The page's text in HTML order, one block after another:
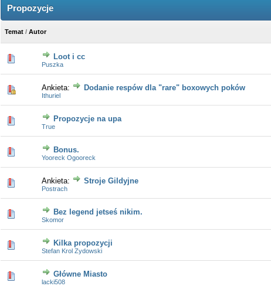
Propozycje
Temat /Autor
Loot i cc
Puszka
0 głosów - średnia ocena: 0 na 5 gwiazdek
Ankieta: Dodanie respów dla "rare" boxowych poków
Ithuriel
0 głosów - średnia ocena: 0 na 5 gwiazdek
1 234
Propozycje na upa
True
0 głosów - średnia ocena: 0 na 5 gwiazdek
Bonus.
Yooreck Ogooreck
0 głosów - średnia ocena: 0 na 5 gwiazdek
Ankieta: Stroje Gildyjne
Postrach
0 głosów - średnia ocena: 0 na 5 gwiazdek
1
Bez legend jetseś nikim.
Skomor
0 głosów - średnia ocena: 0 na 5 gwiazdek
1
Kilka propozycji
Stefan Krol Zydowski
0 głosów - średnia ocena: 0 na 5 gwiazdek
Główne Miasto
lacki508
0 głosów - średnia ocena: 0 na 5 gwiazdek